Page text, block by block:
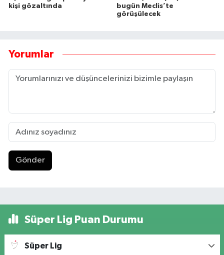
kişi gözaltında
bugün Meclis’te
görüşülecek
Yorumlar
Gönder
Süper Lig Puan Durumu
Süper Lig